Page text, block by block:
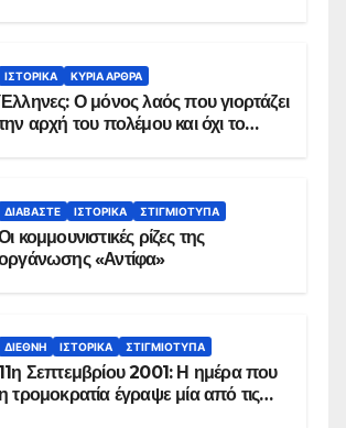
ΙΣΤΟΡΙΚΆ ΚΥΡΙΑ ΑΡΘΡΑ
Ο μόνος λαός που γιορτάζει
αρχή του πολέμου και όχι το
ΔΙΑΒΆΣΤΕ ΙΣΤΟΡΙΚΆ ΣΤΙΓΜΙΌΤΥΠΑ
κομμουνιστικές ρίζες της
«Αντίφα»
ΔΙΕΘΝΉ ΙΣΤΟΡΙΚΆ ΣΤΙΓΜΙΌΤΥΠΑ
11η Σεπτεμβρίου 2001: Η ημέρα που
η τρομοκρατία έγραψε μία από τις